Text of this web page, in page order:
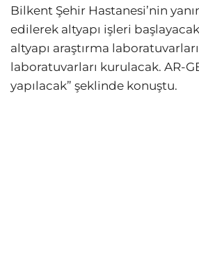
Bilkent Şehir Hastanesi’nin
edilerek altyapı işleri
altyapı araştırma
laboratuvarları kurulacak. AR-
yapılacak” şeklinde konuştu.